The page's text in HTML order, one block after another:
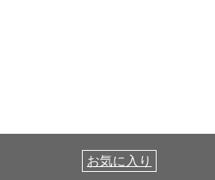
お気に入り